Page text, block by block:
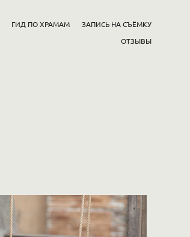
ГИД ПО ХРАМАМ
ЗАПИСЬ НА СЪЁМКУ
ОТЗЫВЫ